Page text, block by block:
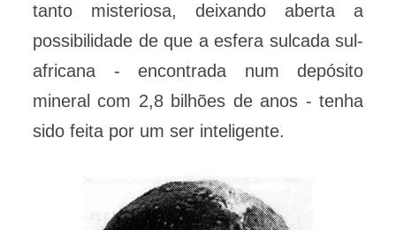
tanto misteriosa, deixando aberta a
possibilidade de que a esfera sulcada sul-
africana - encontrada num depósito
mineral com 2,8 bilhões de anos - tenha
sido feita por um ser inteligente.